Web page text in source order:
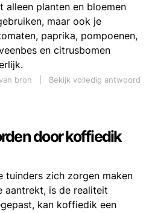
alleen planten en bloemen
maar ook je
paprika, pompoenen,
en citrusbomen
bron
Bekijk volledig antwoord
door koffiedik
tuinders zich zorgen maken
is de realiteit
kan koffiedik een